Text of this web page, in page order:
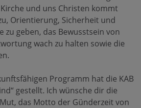
und uns Christen kommt
Orientierung, Sicherheit und
zu geben, das Bewusstsein von
wach zu halten sowie die
Programm hat die KAB
gestellt. Ich wünsche dir die
das Motto der Günderzeit von